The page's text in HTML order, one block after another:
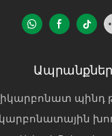
Ապրանքներ
պինդ